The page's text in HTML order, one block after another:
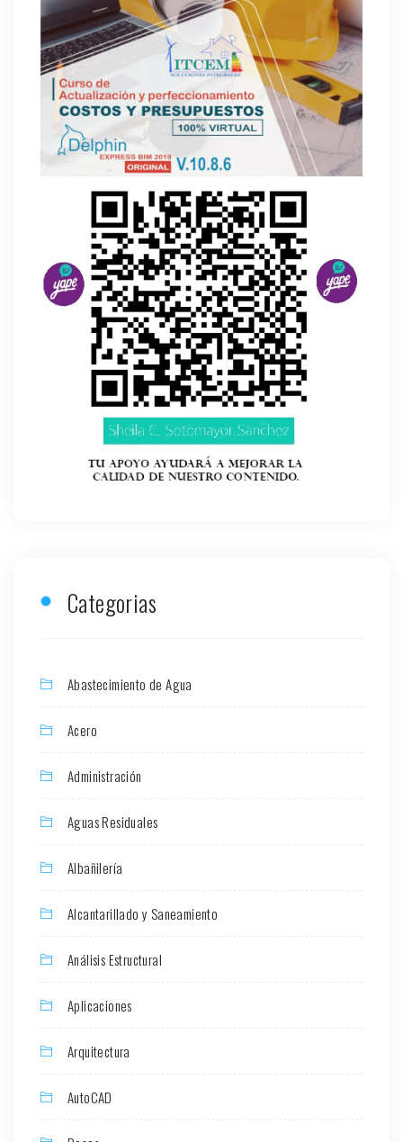
Categorias
Abastecimiento de Agua
Acero
Administración
Aguas Residuales
Albañilería
Alcantarillado y Saneamiento
Análisis Estructural
Aplicaciones
Arquitectura
AutoCAD